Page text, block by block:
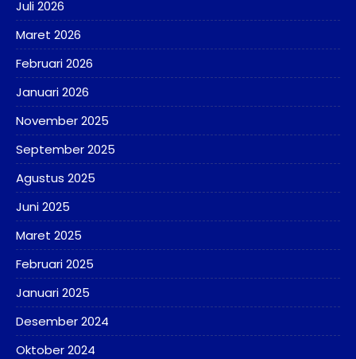
Juli 2026
Maret 2026
Februari 2026
Januari 2026
November 2025
September 2025
Agustus 2025
Juni 2025
Maret 2025
Februari 2025
Januari 2025
Desember 2024
Oktober 2024